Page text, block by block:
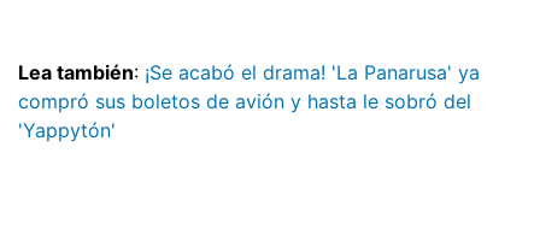
Lea también: ¡Se acabó el drama! 'La Panarusa' ya
compró sus boletos de avión y hasta le sobró del
'Yappytón'